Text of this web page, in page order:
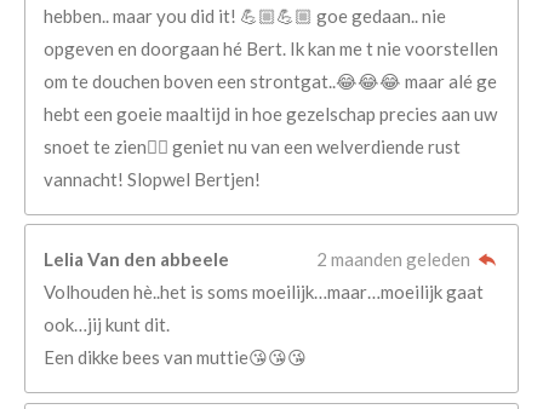
hebben.. maar you did it! 💪🏼💪🏼 goe gedaan.. nie
opgeven en doorgaan hé Bert. Ik kan me t nie voorstellen
om te douchen boven een strontgat..😂😂😂 maar alé ge
hebt een goeie maaltijd in hoe gezelschap precies aan uw
snoet te zien👍🏻 geniet nu van een welverdiende rust
vannacht! Slopwel Bertjen!
Lelia Van den abbeele
2 maanden geleden
Volhouden hè..het is soms moeilijk…maar…moeilijk gaat
ook…jij kunt dit.
Een dikke bees van muttie😘😘😘